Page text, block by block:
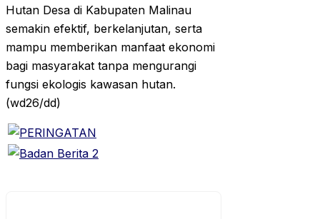
Hutan Desa di Kabupaten Malinau
semakin efektif, berkelanjutan, serta
mampu memberikan manfaat ekonomi
bagi masyarakat tanpa mengurangi
fungsi ekologis kawasan hutan.
(wd26/dd)